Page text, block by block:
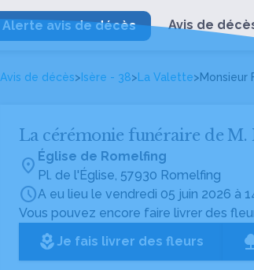
Alerte avis de décès Avis de
Avis de décès> Isère - 38> La Valette>Monsieur
La cérémonie funéraire de M.
location_on Église de Romelfing
Pl. de l'Église, 57930 Romelfing
scheduleA eu lieu le vendredi 05 juin 2026 à
Vous pouvez encore faire livrer des
local_florist Je fais livrer des fleurs